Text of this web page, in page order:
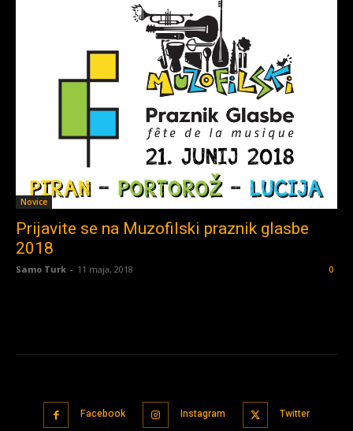
Novice
Prijavite se na Muzofilski praznik glasbe
2018
Samo Turk - 11 maja, 2018 0
Facebook Instagram Twitter